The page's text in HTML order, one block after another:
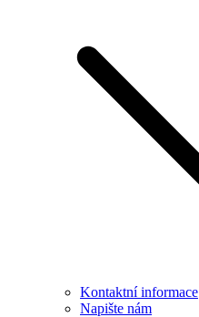
Kontaktní informace
Napište nám